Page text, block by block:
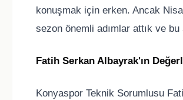
konuşmak için erken. Ancak
sezon önemli adımlar attık ve bu
Fatih Serkan Albayrak'ın
Konyaspor Teknik Sorumlusu